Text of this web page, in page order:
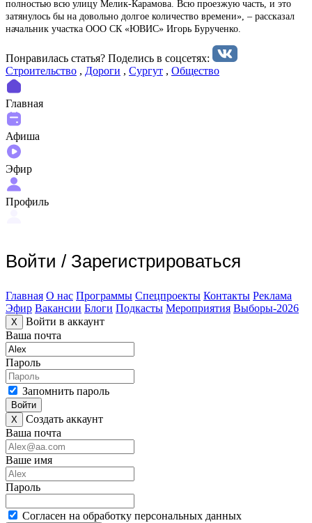
полностью всю улицу Мелик-Карамова. Всю проезжую часть, и это
затянулось бы на довольно долгое количество времени», – рассказал
начальник участка ООО СК «ЮВИС» Игорь Бурученко.
Понравилась статья? Поделиcь в соцсетях:
Строительство , Дороги , Сургут , Общество
Главная
Афиша
Эфир
Профиль
Войти / Зарегистрироваться
Главная О нас Программы Спецпроекты Контакты Реклама
Эфир Вакансии Блоги Подкасты Мероприятия Выборы-2026
X
Войти в аккаунт
Ваша почта
Пароль
Запомнить пароль
Войти
X
Создать аккаунт
Ваша почта
Ваше имя
Пароль
Согласен на обработку персональных данных